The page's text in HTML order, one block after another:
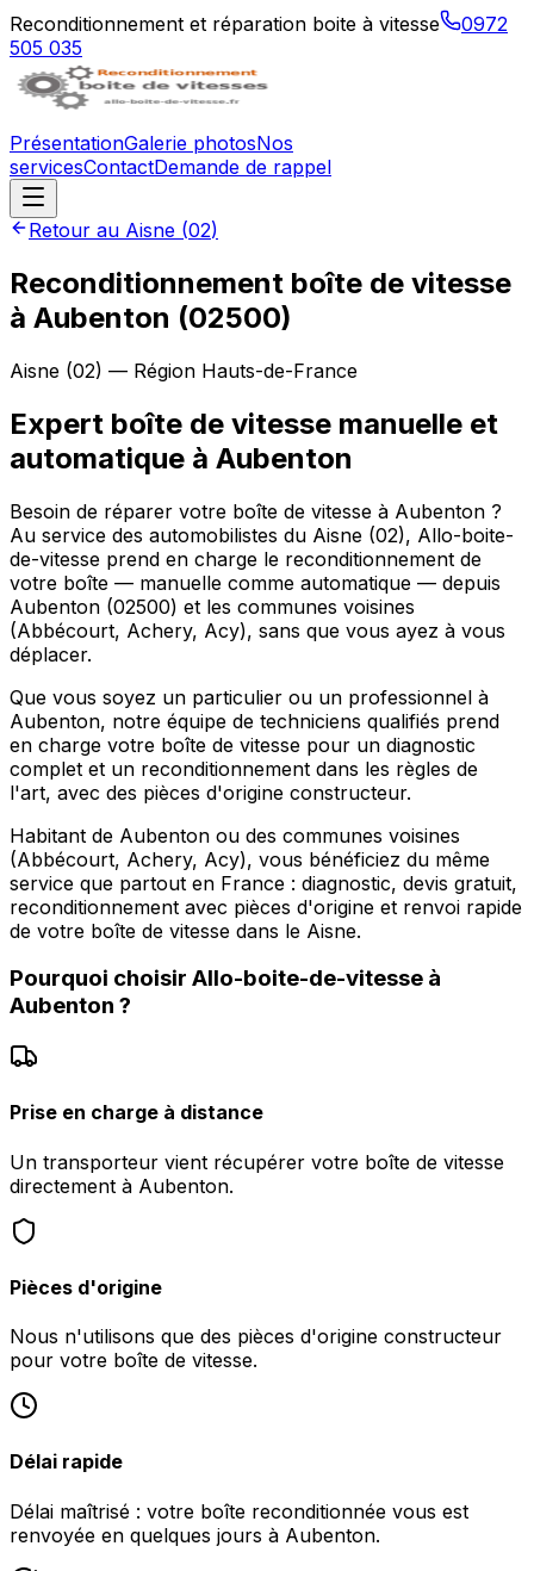
Reconditionnement et réparation boite à vitesse
0972
505 035
PrésentationGalerie photosNos
servicesContactDemande de rappel
Retour au Aisne (02)
Reconditionnement boîte de vitesse
à Aubenton (02500)
Aisne (02) — Région Hauts-de-France
Expert boîte de vitesse manuelle et
automatique à Aubenton
Besoin de réparer votre boîte de vitesse à Aubenton ?
Au service des automobilistes du Aisne (02), Allo-boite-
de-vitesse prend en charge le reconditionnement de
votre boîte — manuelle comme automatique — depuis
Aubenton (02500) et les communes voisines
(Abbécourt, Achery, Acy), sans que vous ayez à vous
déplacer.
Que vous soyez un particulier ou un professionnel à
Aubenton, notre équipe de techniciens qualifiés prend
en charge votre boîte de vitesse pour un diagnostic
complet et un reconditionnement dans les règles de
l'art, avec des pièces d'origine constructeur.
Habitant de Aubenton ou des communes voisines
(Abbécourt, Achery, Acy), vous bénéficiez du même
service que partout en France : diagnostic, devis gratuit,
reconditionnement avec pièces d'origine et renvoi rapide
de votre boîte de vitesse dans le Aisne.
Pourquoi choisir Allo-boite-de-vitesse à
Aubenton ?
Prise en charge à distance
Un transporteur vient récupérer votre boîte de vitesse
directement à Aubenton.
Pièces d'origine
Nous n'utilisons que des pièces d'origine constructeur
pour votre boîte de vitesse.
Délai rapide
Délai maîtrisé : votre boîte reconditionnée vous est
renvoyée en quelques jours à Aubenton.